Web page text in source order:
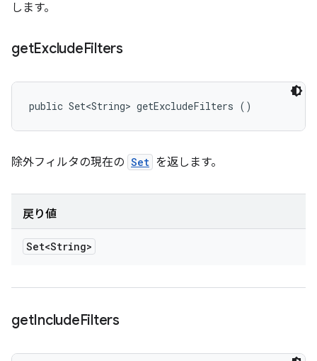
します。
getExcludeFilters
public Set<String> getExcludeFilters ()
除外フィルタの現在の Set を返します。
戻り値
Set<String>
getIncludeFilters